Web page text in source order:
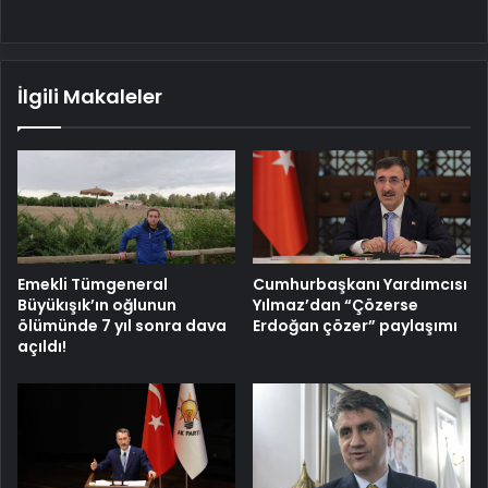
İlgili Makaleler
Emekli Tümgeneral
Büyükışık’ın oğlunun
ölümünde 7 yıl sonra dava
açıldı!
Cumhurbaşkanı Yardımcısı
Yılmaz’dan “Çözerse
Erdoğan çözer” paylaşımı